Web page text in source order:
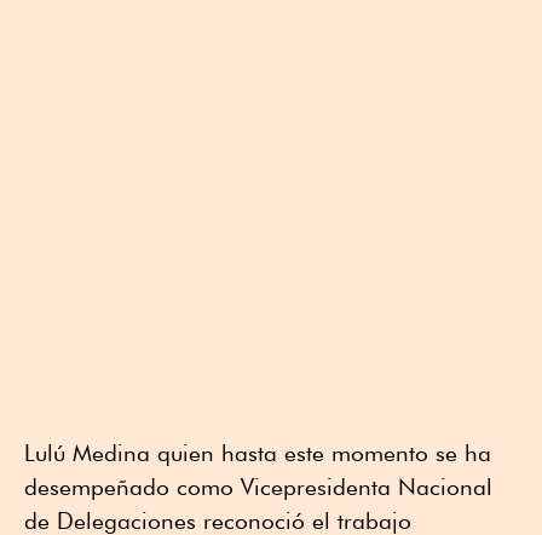
Lulú Medina quien hasta este momento se ha
desempeñado como Vicepresidenta Nacional
de Delegaciones reconoció el trabajo